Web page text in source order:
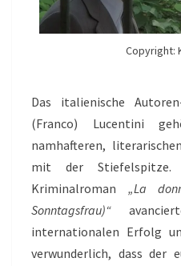
Copyright:
Das italienische
(Franco) Lucentini
namhafteren,
mit der Stiefelspitze.
Kriminalroman „La
Sonntagsfrau)“
internationalen Erfolg
verwunderlich, dass der